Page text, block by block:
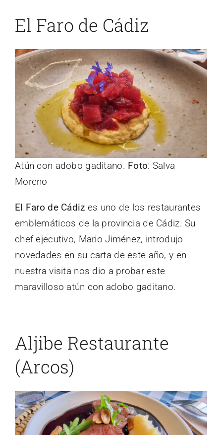
El Faro de Cádiz
Atún con adobo gaditano. Foto: Salva
Moreno
El Faro de Cádiz es uno de los restaurantes
emblemáticos de la provincia de Cádiz. Su
chef ejecutivo, Mario Jiménez, introdujo
novedades en su carta de este año, y en
nuestra visita nos dio a probar este
maravilloso atún con adobo gaditano.
Aljibe Restaurante
(Arcos)